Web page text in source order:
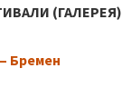
(ГАЛЕРЕЯ)
Бремен